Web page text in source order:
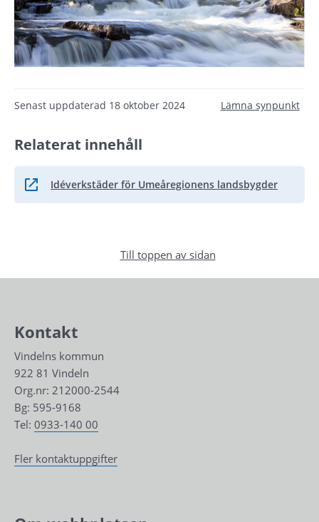
Senast uppdaterad 18 oktober 2024 Lämna synpunkt
Relaterat innehåll
Idéverkstäder för Umeåregionens landsbygder
Länk till annan webbplats.
Till toppen av sidan
Kontakt
Vindelns kommun
922 81 Vindeln
Org.nr: 212000-2544
Bg: 595-9168
Tel: 0933-140 00
Fler kontaktuppgifter